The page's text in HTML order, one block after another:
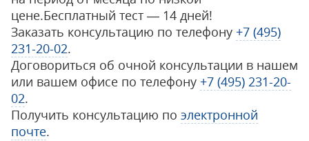
цене.Бесплатный тест — 14 дней!
Заказать консультацию по телефону +7 (495)
231-20-02.
Договориться об очной консультации в нашем
или вашем офисе по телефону +7 (495) 231-20-
02.
Получить консультацию по электронной
почте.